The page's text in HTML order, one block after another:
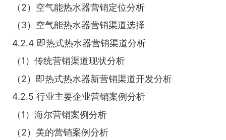
（2）空气能热水器营销定位分析
（3）空气能热水器营销渠道选择
4.2.4 即热式热水器营销渠道分析
（1）传统营销渠道现状分析
（2）即热式热水器新营销渠道开发分析
4.2.5 行业主要企业营销案例分析
（1）海尔营销案例分析
（2）美的营销案例分析